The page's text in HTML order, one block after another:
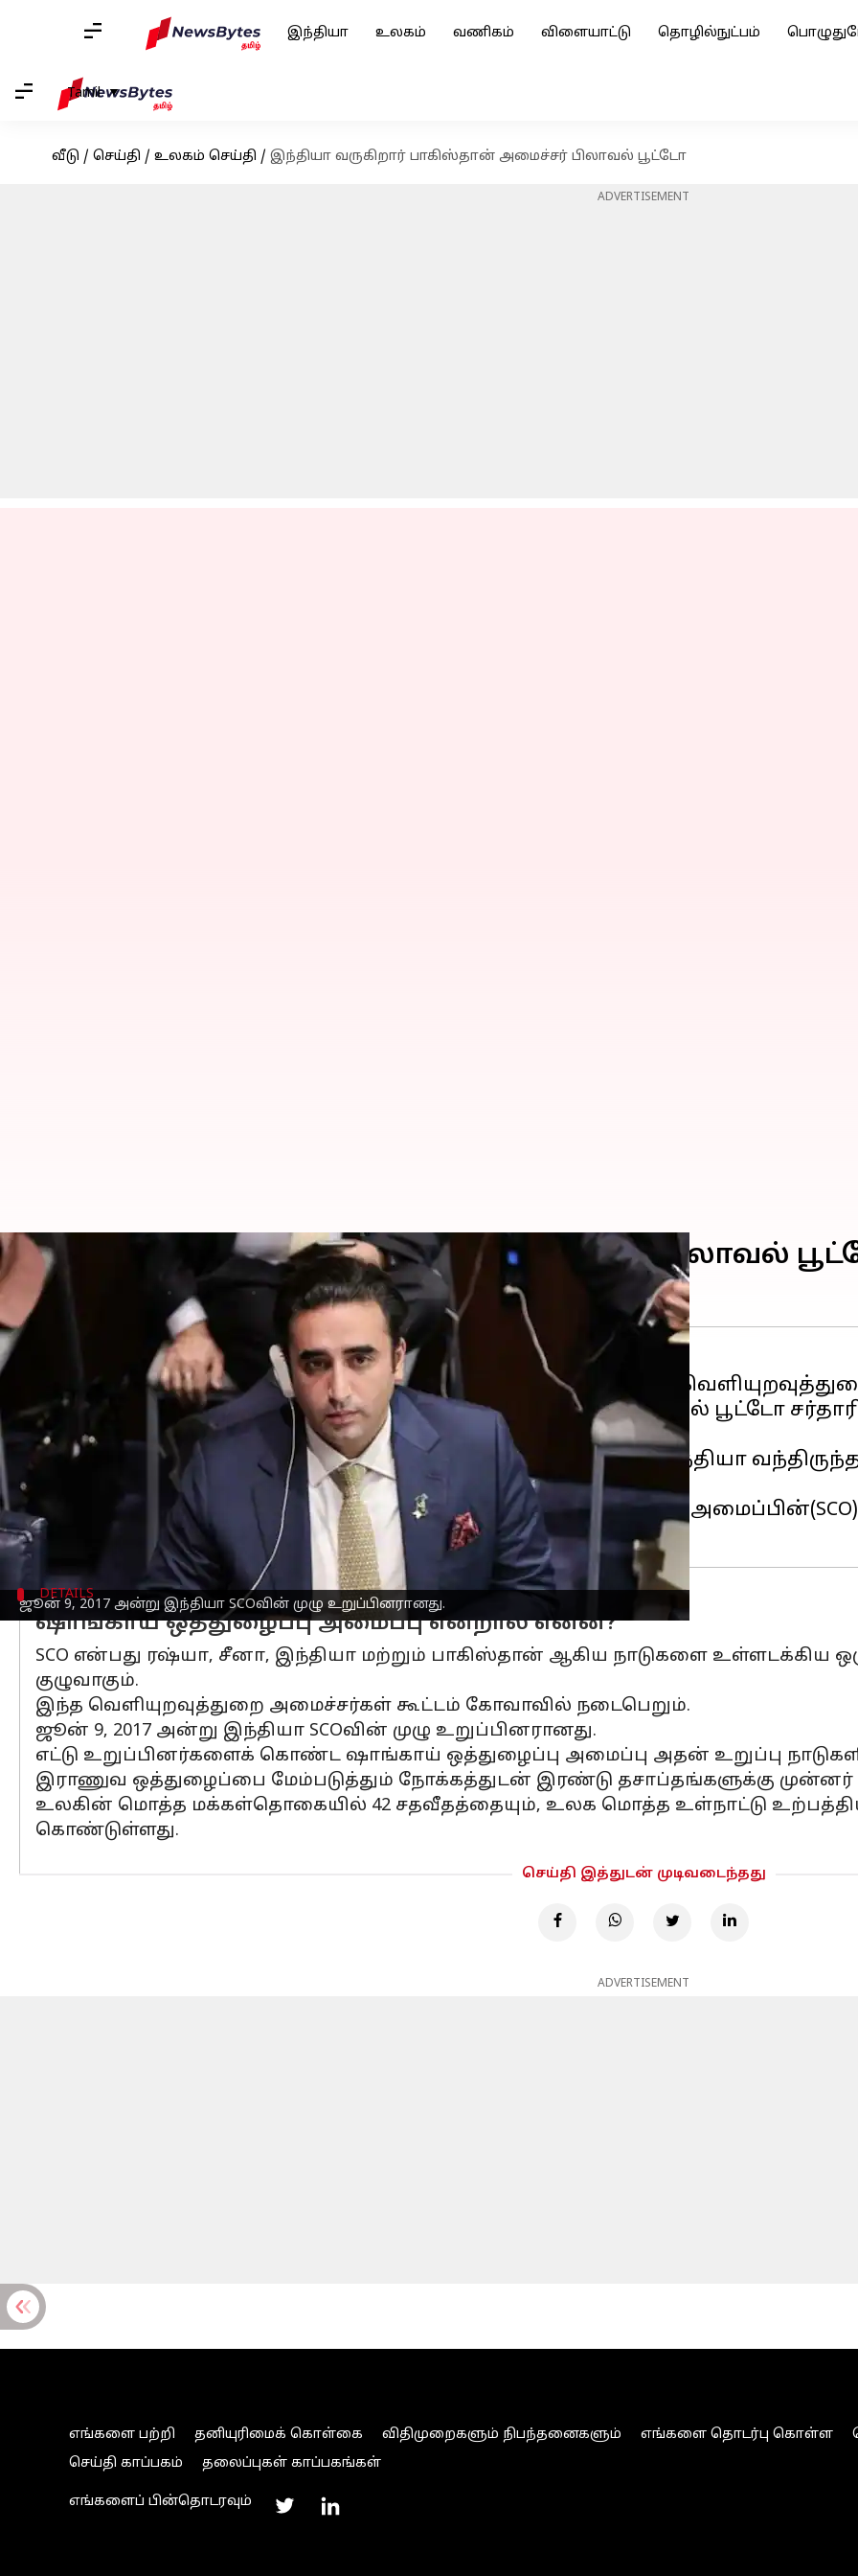
இந்தியா உலகம் வணிகம் விளையாட்டு தொழில்நுட்பம்
Tamil
வீடு / செய்தி / உலகம் செய்தி / இந்தியா வருகிறார் பாகிஸ்தான் அமைச்சர் பிலாவல் பூட்டோ
ADVERTISEMENT
ஜூன் 9, 2017 அன்று இந்தியா SCOவின் முழு உறுப்பினரானது.
இந்தியா வருகிறார் பாகிஸ்தான் அமைச்சர் பிலாவல்
எழுதியவர் Apr 20, 2023 02:29 pm
செய்தி முன்னோட்டம்
வில் நடைபெறும் ஷாங்காய் ஒத்துழைப்பு அமைப்பின்(SCO)
கொள்வதற்காக
பாகிஸ்தான்வெளியுறவுத்துறை அமைச்சர் பிலாவல் பூட்டோ
என்று NDTV செய்தி நிறுவனம் தெரிவித்துள்ளது.
2014ஆம் ஆண்டு முன்னாள் பாகிஸ்தான் பிரதமர் நவாஸ் ஷெரீப் இந்தியா
ஒருவர் இந்தியா வருவது இதுவே முதல்முறையாகும்.
மே 4-5ஆம் தேதிகளில் நடைபெற இருக்கும் ஷாங்காய் ஒத்துழைப்பு
DETAILS
ஷாங்காய் ஒத்துழைப்பு அமைப்பு என்றால் என்ன?
SCO என்பது ரஷ்யா, சீனா, இந்தியா மற்றும் பாகிஸ்தான் ஆகிய நாடுகளை உள்ளடக்கிய ஒரு
குழுவாகும்.
இந்த வெளியுறவுத்துறை அமைச்சர்கள் கூட்டம் கோவாவில் நடைபெறும்.
ஜூன் 9, 2017 அன்று இந்தியா SCOவின் முழு உறுப்பினரானது.
எட்டு உறுப்பினர்களைக் கொண்ட ஷாங்காய் ஒத்துழைப்பு அமைப்பு அதன் உறுப்பு
இராணுவ ஒத்துழைப்பை மேம்படுத்தும் நோக்கத்துடன் இரண்டு தசாப்தங்களுக்கு முன்னர்
உலகின் மொத்த மக்கள்தொகையில் 42 சதவீதத்தையும், உலக மொத்த உள்நாட்டு
கொண்டுள்ளது.
செய்தி இத்துடன் முடிவடைந்தது
ADVERTISEMENT
எங்களை பற்றி தனியுரிமைக் கொள்கை விதிமுறைகளும் நிபந்தனைகளும் எங்களை தொடர்பு கொள்ள
செய்தி காப்பகம்
தலைப்புகள் காப்பகங்கள்
எங்களைப் பின்தொடரவும்